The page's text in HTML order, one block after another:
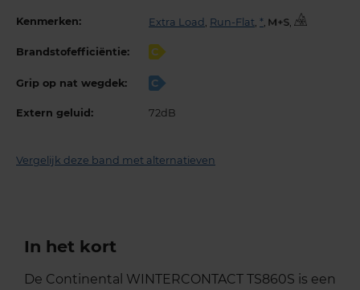
Kenmerken: Extra Load , Run-Flat, *, ,
Brandstofefficiëntie: C
Grip op nat wegdek: C
Extern geluid: 72dB
Vergelijk deze band met alternatieven
In het kort
De Continental WINTERCONTACT TS860S is een